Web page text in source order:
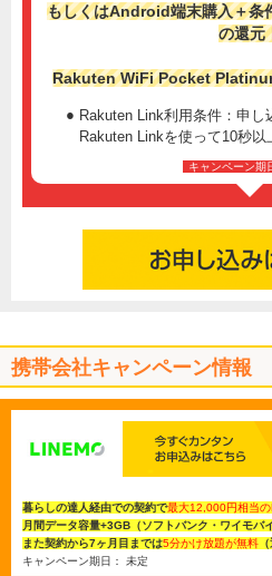
もしくはAndroid端末購入＋条
の還元
Rakuten WiFi Pocket
Rakuten Link利用条件：申し
Rakuten Linkを使って10秒以
キャンペーン期
携帯会社キャンペーン情報
暮らしの達人経由での契約で最大12,000円相当
月間データ容量+3GB（ソフトバンク・ワイモバ
また契約から7ヶ月目までは5分かけ放題が無料
キャンペーン期日： 未定